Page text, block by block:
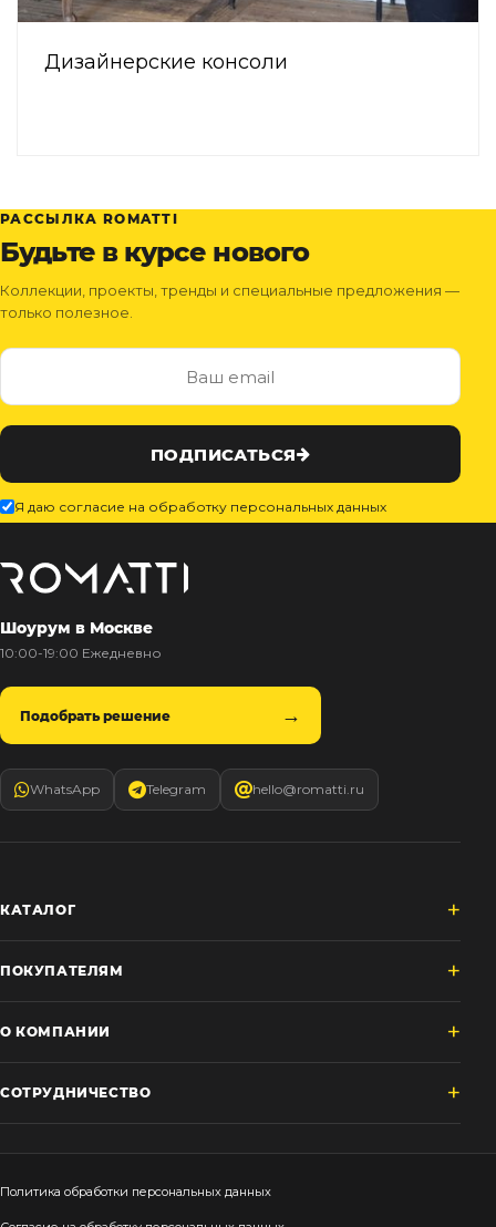
Дизайнерские консоли
РАССЫЛКА ROMATTI
Будьте в курсе нового
Коллекции, проекты, тренды и специальные предложения —
только полезное.
ПОДПИСАТЬСЯ
Я даю согласие на обработку персональных данных
Шоурум в Москве
10:00-19:00 Ежедневно
Подобрать решение
WhatsApp Telegram hello@romatti.ru
КАТАЛОГ
ПОКУПАТЕЛЯМ
О КОМПАНИИ
СОТРУДНИЧЕСТВО
Политика обработки персональных данных